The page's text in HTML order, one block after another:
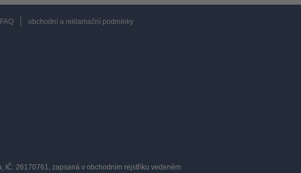
FAQ obchodní a reklamační podmínky
IČ: 26170761, zapsaná v obchodním rejstříku vedeném